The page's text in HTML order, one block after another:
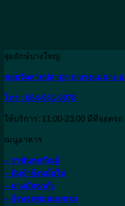
จุ่มยักษ์บางใหญ่
ซอยวัดลาดปลาดุก ต.บางแม่นาง
โทร : 064-941-9978
ให้บริการ: 11:00-23:00 มีที่จอดรถ
เมนูอาหาร
– ราชันทศกัณฐ์
– ต้มยำกุ้งหม้อไฟ
– นางมัจฉากุ้ง
– กุ้งทอดซอสมะขาม